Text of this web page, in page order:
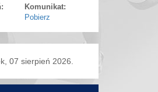
Komunikat:
Pobierz
07 sierpień 2026.